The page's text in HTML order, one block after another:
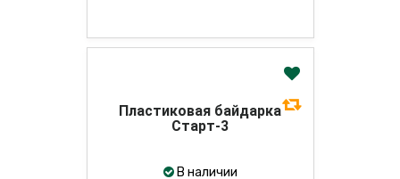
Пластиковая байдарка
Старт-3
В наличии